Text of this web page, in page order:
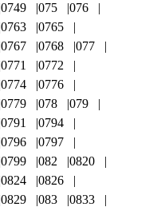
0749 075
076
0763
0765
0767 0768
077
0771
0772
0774
0776
0779 078
079
0791
0794
0796
0797
0799 082
0820
0824
0826
0829 083
0833